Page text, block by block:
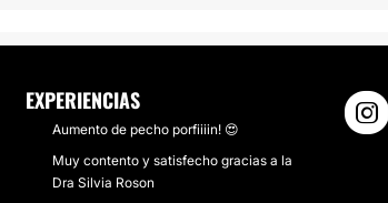
EXPERIENCIAS
Aumento de pecho porfiiiin! 😍
Muy contento y satisfecho gracias a la
Dra Silvia Roson